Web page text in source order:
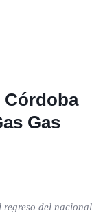
Córdoba
Gas
del nacional